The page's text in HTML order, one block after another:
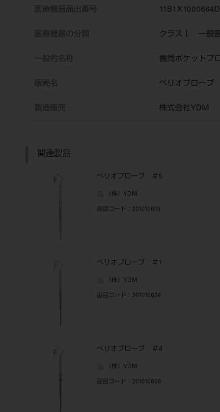
医療機器届出番号
医療機器の分類 クラスⅠ 一般
一般的名称 歯周ポケットプ
販売名 ペリオプロ
製造販売 株式会社YDM
関連製品
ぺリオプローブ ＃5
（株）YDM
品目コード ：201010619
ぺリオプローブ ＃1
（株）YDM
品目コード ：201010624
ぺリオプローブ ＃4
（株）YDM
品目コード ：201010628